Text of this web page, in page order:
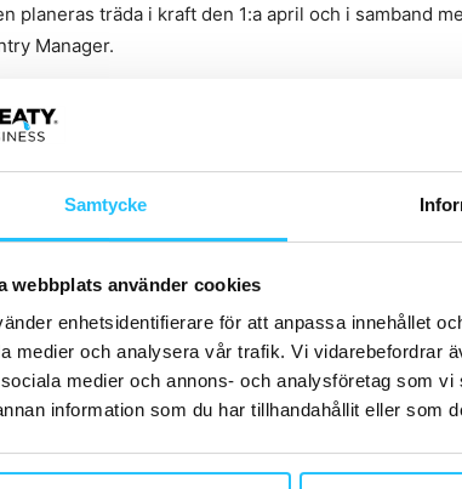
Samtycke
webbplats använder cookies
enhetsidentifierare för att anpassa innehållet
medier och analysera vår trafik. Vi vidarebefordrar
medier och annons- och analysföretag som
information som du har tillhandahållit eller som
planeras träda i kraft den 1:a april och i samband
Manager.
Norge är, sedan februari i år,
för Actic Tyskland är, sedan december 2021,
är fortsattAnna Eskhult
är, sedan februari i år,Olav Thorstad
Eskhult Jens Danerhall Leif Nilsen Martin Arent Olav